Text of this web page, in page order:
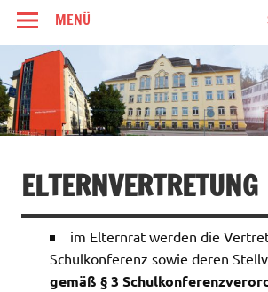
MENÜ
ELTERNVERTRETUNG
im Elternrat werden die
Schulkonferenz sowie deren
gemäß § 3